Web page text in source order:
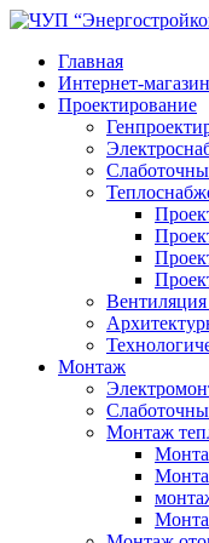
Главная
Интернет-магазин
Проектирование
Монтаж
Монтаж